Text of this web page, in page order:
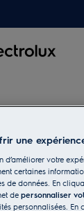
une
votre
certaines
données. En
de personnaliser
personnalisées. En